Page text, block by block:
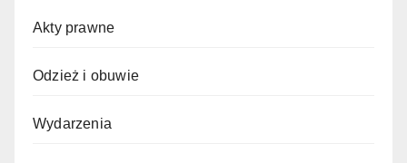
Akty prawne
Odzież i obuwie
Wydarzenia